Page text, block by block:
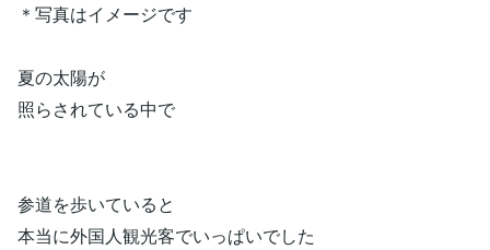
＊写真はイメージです
夏の太陽が
照らされている中で
参道を歩いていると
本当に外国人観光客でいっぱいでした